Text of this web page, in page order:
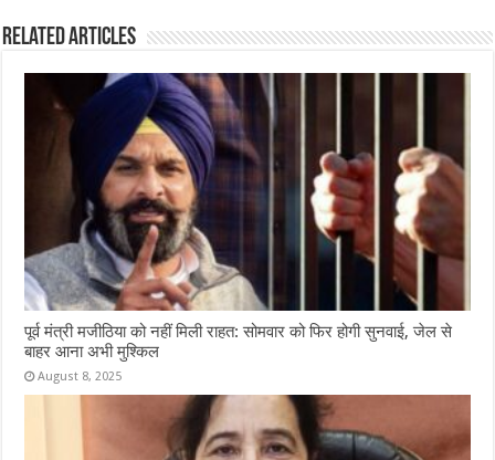
Related Articles
पूर्व मंत्री मजीठिया को नहीं मिली राहत: सोमवार को फिर होगी सुनवाई, जेल से
बाहर आना अभी मुश्किल
August 8, 2025